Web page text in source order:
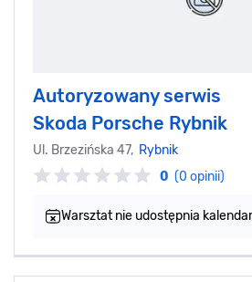
Autoryzowany serwis
Skoda Porsche Rybnik
Ul. Brzezińska 47, Rybnik
0 (0 opinii)
Warsztat nie udostępnia